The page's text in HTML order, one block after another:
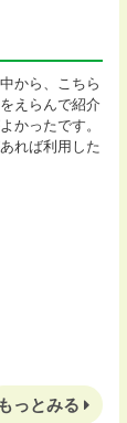
から、こちら
えらんで紹介
かったです。
れば利用した
もっとみる